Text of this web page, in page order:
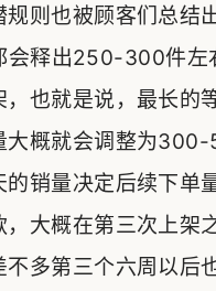
则也被顾客们总结
释出250-300件左
也就是说，最长的
大概就会调整为
销量决定后续下单
，大概在第三次上
多第三个六周以后